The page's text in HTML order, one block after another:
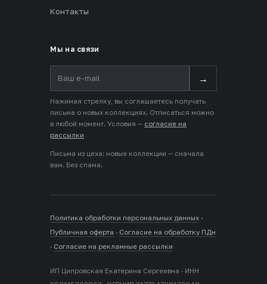
Контакты
Мы на связи
→
Нажимая стрелку, вы соглашаетесь получать
письма о новых коллекциях. Отписаться можно
в любой момент. Условия — согласие на
рассылки
Письма из цеха: новые коллекции — сначала
вам. Без спама.
Политика обработки персональных данных ·
Публичная оферта · Согласие на обработку ПДн
· Согласие на рекламные рассылки
ИП Ципровская Екатерина Сергеевна · ИНН